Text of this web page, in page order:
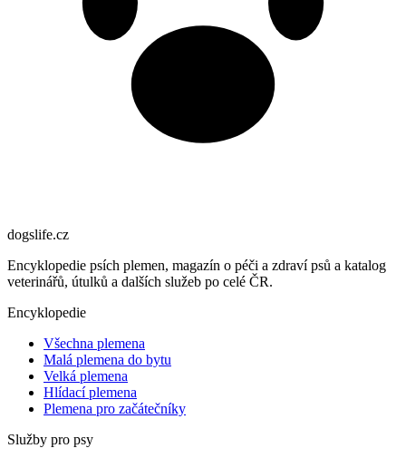
dogslife.cz
Encyklopedie psích plemen, magazín o péči a zdraví psů a katalog
veterinářů, útulků a dalších služeb po celé ČR.
Encyklopedie
Všechna plemena
Malá plemena do bytu
Velká plemena
Hlídací plemena
Plemena pro začátečníky
Služby pro psy